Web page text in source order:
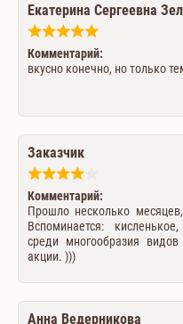
Екатерина Сергеевна
Комментарий:
вкусно конечно, но только
Заказчик
Комментарий:
Прошло несколько
Вспоминается:
среди многообразия
акции. )))
Анна Ведерникова